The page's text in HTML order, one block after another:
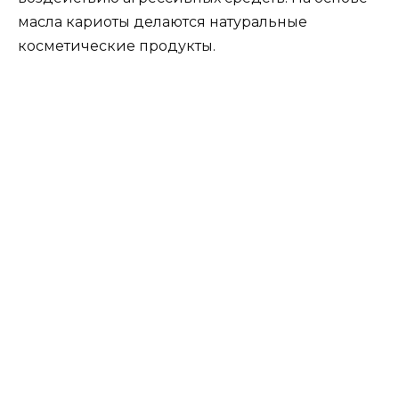
масла кариоты делаются натуральные
косметические продукты.